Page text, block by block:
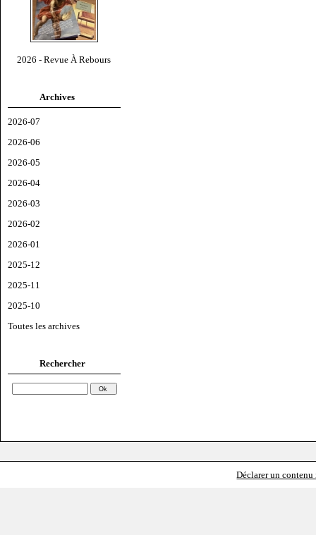
2026 - Revue À Rebours
Archives
2026-07
2026-06
2026-05
2026-04
2026-03
2026-02
2026-01
2025-12
2025-11
2025-10
Toutes les archives
Rechercher
Déclarer un